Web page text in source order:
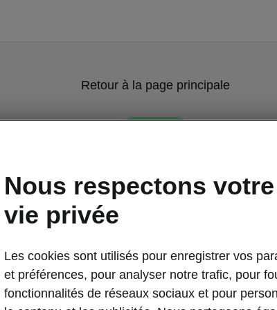
Retour à la page principale
Nous respectons votre
vie privée
Les cookies sont utilisés pour enregistrer vos
et préférences, pour analyser notre trafic, pour
fonctionnalités de réseaux sociaux et pour